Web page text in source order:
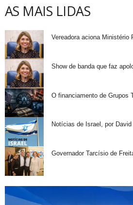
AS MAIS LIDAS
Vereadora aciona Ministério
Show de banda que faz
O financiamento de Grupos
Notícias de Israel, por David
Governador Tarcísio de